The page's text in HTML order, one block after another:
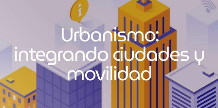
Urbanismo:
integrando ciudades y
movilidad